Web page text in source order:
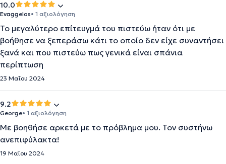
10.0
Evaggelos• 1 αξιολόγηση
Το μεγαλύτερο επίτευγμά του πιστεύω ήταν ότι με
βοήθησε να ξεπεράσω κάτι το οποίο δεν είχε συναντήσει
ξανά και που πιστεύω πως γενικά είναι σπάνια
περίπτωση
23 Μαΐου 2024
9.2
George• 1 αξιολόγηση
Mε βοηθήσε αρκετά με το πρόβλημα μου. Τον συστήνω
ανεπιφύλακτα!
19 Μαΐου 2024